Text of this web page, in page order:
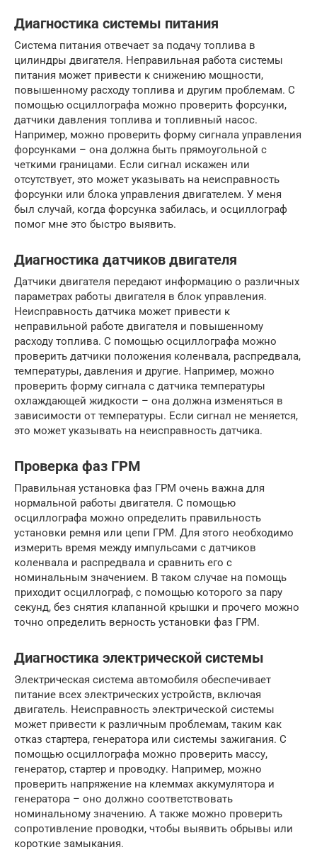
Диагностика системы питания
Система питания отвечает за подачу топлива в
цилиндры двигателя. Неправильная работа системы
питания может привести к снижению мощности,
повышенному расходу топлива и другим проблемам. С
помощью осциллографа можно проверить форсунки,
датчики давления топлива и топливный насос.
Например, можно проверить форму сигнала управления
форсунками – она должна быть прямоугольной с
четкими границами. Если сигнал искажен или
отсутствует, это может указывать на неисправность
форсунки или блока управления двигателем. У меня
был случай, когда форсунка забилась, и осциллограф
помог мне это быстро выявить.
Диагностика датчиков двигателя
Датчики двигателя передают информацию о различных
параметрах работы двигателя в блок управления.
Неисправность датчика может привести к
неправильной работе двигателя и повышенному
расходу топлива. С помощью осциллографа можно
проверить датчики положения коленвала, распредвала,
температуры, давления и другие. Например, можно
проверить форму сигнала с датчика температуры
охлаждающей жидкости – она должна изменяться в
зависимости от температуры. Если сигнал не меняется,
это может указывать на неисправность датчика.
Проверка фаз ГРМ
Правильная установка фаз ГРМ очень важна для
нормальной работы двигателя. С помощью
осциллографа можно определить правильность
установки ремня или цепи ГРМ. Для этого необходимо
измерить время между импульсами с датчиков
коленвала и распредвала и сравнить его с
номинальным значением. В таком случае на помощь
приходит осциллограф, с помощью которого за пару
секунд, без снятия клапанной крышки и прочего можно
точно определить верность установки фаз ГРМ.
Диагностика электрической системы
Электрическая система автомобиля обеспечивает
питание всех электрических устройств, включая
двигатель. Неисправность электрической системы
может привести к различным проблемам, таким как
отказ стартера, генератора или системы зажигания. С
помощью осциллографа можно проверить массу,
генератор, стартер и проводку. Например, можно
проверить напряжение на клеммах аккумулятора и
генератора – оно должно соответствовать
номинальному значению. А также можно проверить
сопротивление проводки, чтобы выявить обрывы или
короткие замыкания.